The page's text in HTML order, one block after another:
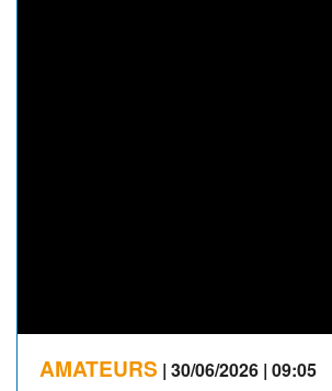
AMATEURS | 30/06/2026 | 09:05